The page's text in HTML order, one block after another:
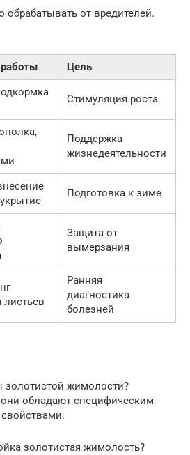
обрабатывать от вредителей.
Цель
Стимуляция роста
Поддержка
жизнедеятельности
Подготовка к зиме
Защита от
вымерзания
листьев
Ранняя
диагностика
болезней
жимолости?
обладают специфическим
золотистая жимолость?